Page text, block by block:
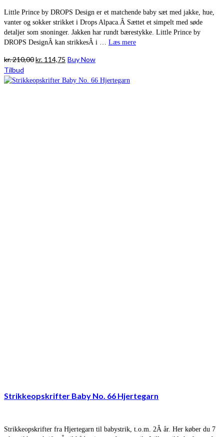
Little Prince by DROPS Design er et matchende baby sæt med jakke, hue,
vanter og sokker strikket i Drops Alpaca.Â Sættet et simpelt med søde
detaljer som snoninger. Jakken har rundt bærestykke. Little Prince by
DROPS DesignÂ kan strikkesÂ i … Læs mere
kr.210,00Den
pris
kr. 114,75 Den
pris
Buy Now
Tilbud
Strikkeopskrifter Baby No. 66 Hjertegarn
Strikkeopskrifter fra Hjertegarn til babystrik, t.o.m. 2Â år. Her køber du 7